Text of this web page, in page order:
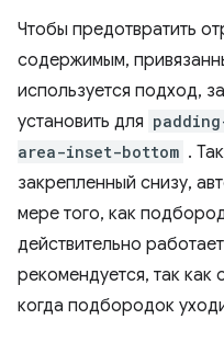
Чтобы предотвратить
содержимым,
используется подход,
установить для
area-inset-bottom .
закрепленный снизу,
мере того, как
действительно
рекомендуется, так как
когда подбородок